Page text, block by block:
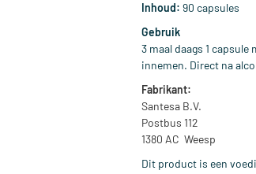
Inhoud: 90 capsules
Gebruik
3 maal daags 1 capsule
innemen. Direct na
Fabrikant:
Santesa B.V.
Postbus 112
1380 AC Weesp
Dit product is een